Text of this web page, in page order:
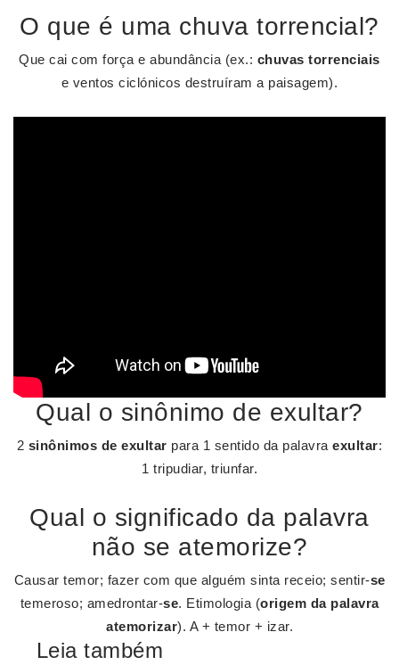
O que é uma chuva torrencial?
Que cai com força e abundância (ex.: chuvas torrenciais
e ventos ciclónicos destruíram a paisagem).
Qual o sinônimo de exultar?
2 sinônimos de exultar para 1 sentido da palavraexultar:
1 tripudiar, triunfar.
Qual o significado da palavra
não se atemorize?
Causar temor; fazer com que alguém sinta receio; sentir-se
temeroso; amedrontar-se. Etimologia (origem da palavra
atemorizar). A + temor + izar.
Leia também